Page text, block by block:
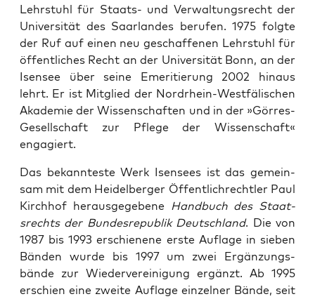
Lehrstuhl für Staats- und Ver­wal­tungsrecht der
Uni­ver­sität des Saar­lan­des berufen. 1975 fol­gte
der Ruf auf einen neu geschaf­fe­nen Lehrstuhl für
öffentlich­es Recht an der Uni­ver­sität Bonn, an der
Isensee über seine Emer­i­tierung 2002 hin­aus
lehrt. Er ist Mit­glied der Nor­drhein-West­fälis­chen
Akademie der Wis­senschaften und in der »Gör­res-
Gesellschaft zur Pflege der Wis­senschaft«
engagiert.
Das bekan­nteste Werk Isensees ist das gemein­
sam mit dem Hei­del­berg­er Öffentlichrechtler Paul
Kirch­hof her­aus­gegebene Hand­buch des Staat­
srechts der Bun­desre­pub­lik Deutsch­land. Die von
1987 bis 1993 erschienene erste Auflage in sieben
Bän­den wurde bis 1997 um zwei Ergänzungs­
bände zur Wiedervere­ini­gung ergänzt. Ab 1995
erschien eine zweite Auflage einzel­ner Bände, seit